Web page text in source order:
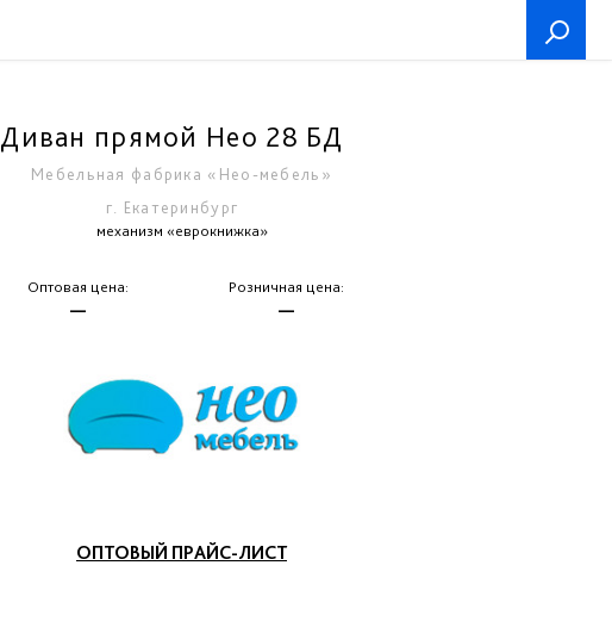
Диван прямой Нео 28 БД
Мебельная фабрика «Нео-мебель»
г. Екатеринбург
механизм «еврокнижка»
Оптовая цена:
—
Розничная цена:
—
ОПТОВЫЙ ПРАЙС-ЛИСТ